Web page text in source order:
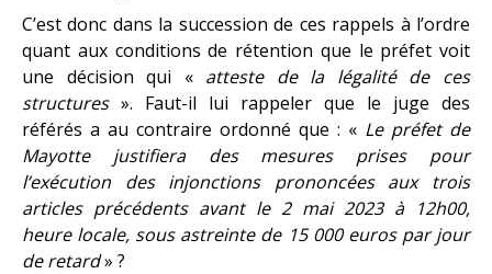
C’est donc dans la succession de ces rappels à l’ordre
quant aux conditions de rétention que le préfet voit
une décision qui « atteste de la légalité de ces
structures». Faut-il lui rappeler que le juge des
référés a au contraire ordonné que : « Le préfet de
Mayotte justifiera des mesures prises pour
l’exécution des injonctions prononcées aux trois
articles précédents avant le 2 mai 2023 à 12h00,
heure locale, sous astreinte de 15 000 euros par jour
de retard» ?